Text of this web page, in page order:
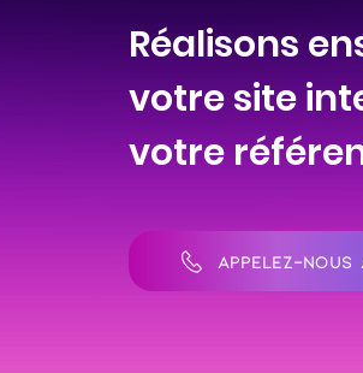
Réalisons
votre site
votre
APPELEZ-